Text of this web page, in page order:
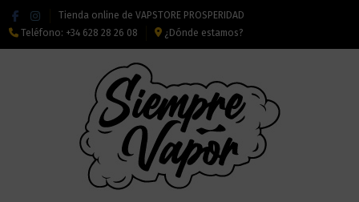
Tienda online de VAPSTORE PROSPERIDAD
Teléfono: +34 628 28 26 08 ¿Dónde estamos?